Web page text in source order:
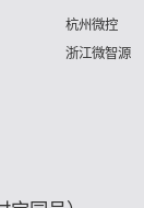
杭州微控
浙江微智源